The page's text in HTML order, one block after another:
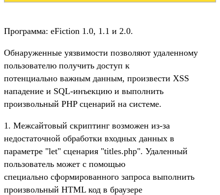
Программа: eFiction 1.0, 1.1 и 2.0.
Обнаруженные уязвимости позволяют удаленному
пользователю получить доступ к
потенциально важным данным, произвести XSS
нападение и SQL-инъекцию и выполнить
произвольный PHP сценарий на системе.
1. Межсайтовый скриптинг возможен из-за
недостаточной обработки входных данных в
параметре "let" сценария "titles.php". Удаленный
пользователь может с помощью
специально сформированного запроса выполнить
произвольный HTML код в браузере